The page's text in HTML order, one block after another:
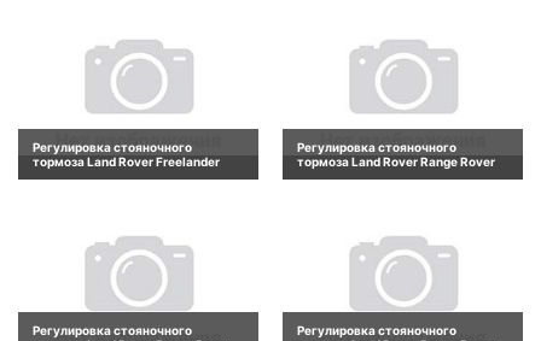
Регулировка стояночного
тормоза Land Rover Freelander
Регулировка стояночного
тормоза Land Rover Range Rover
Регулировка стояночного
Регулировка стояночного